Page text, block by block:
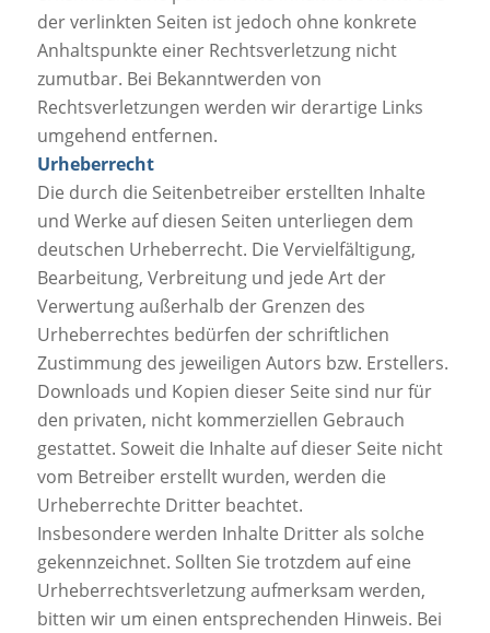
der verlinkten Seiten ist jedoch ohne konkrete
Anhaltspunkte einer Rechtsverletzung nicht
zumutbar. Bei Bekanntwerden von
Rechtsverletzungen werden wir derartige Links
umgehend entfernen.
Urheberrecht
Die durch die Seitenbetreiber erstellten Inhalte
und Werke auf diesen Seiten unterliegen dem
deutschen Urheberrecht. Die Vervielfältigung,
Bearbeitung, Verbreitung und jede Art der
Verwertung außerhalb der Grenzen des
Urheberrechtes bedürfen der schriftlichen
Zustimmung des jeweiligen Autors bzw. Erstellers.
Downloads und Kopien dieser Seite sind nur für
den privaten, nicht kommerziellen Gebrauch
gestattet. Soweit die Inhalte auf dieser Seite nicht
vom Betreiber erstellt wurden, werden die
Urheberrechte Dritter beachtet.
Insbesondere werden Inhalte Dritter als solche
gekennzeichnet. Sollten Sie trotzdem auf eine
Urheberrechtsverletzung aufmerksam werden,
bitten wir um einen entsprechenden Hinweis. Bei